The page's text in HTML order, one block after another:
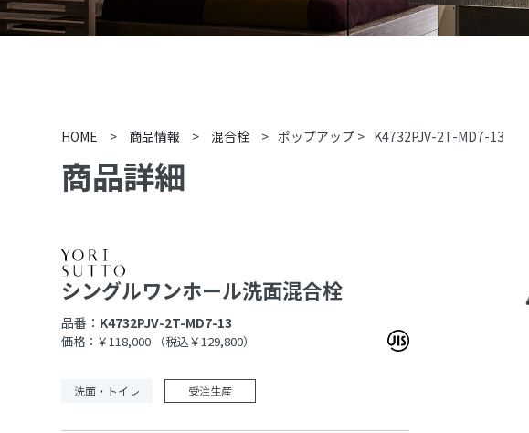
HOME > 商品情報 > 混合栓 > ポップアップ > K4732PJV-2T-MD7-13
商品詳細
シングルワンホール洗面混合栓
品番： K4732PJV-2T-MD7-13
価格：￥118,000 （税込￥129,800）
洗面・トイレ 受注生産